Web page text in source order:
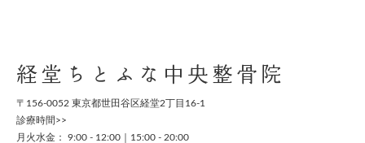
経堂ちとふな中央整骨院
〒156-0052 東京都世田谷区経堂2丁目16-1
診療時間>>
月火水金： 9:00 - 12:00｜15:00 - 20:00